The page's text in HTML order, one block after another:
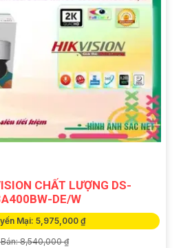
CHẤT LƯỢNG DS-
DE/W
Mại: 5,975,000 ₫
8,540,000 ₫